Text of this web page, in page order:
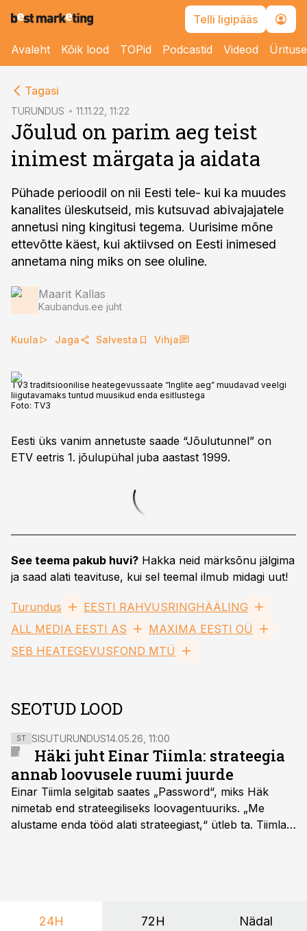
Telli ligipääs
Avaleht Kõik lood TOPid Podcastid Videod
Tagasi
TURUNDUS 11.11.22, 11:22
Jõulud on parim aeg teist
inimest märgata ja aidata
Pühade perioodil on nii Eesti tele- kui ka muudes
kanalites üleskutseid, mis kutsuvad abivajajatele
annetusi ning kingitusi tegema. Uurisime mõne
ettevõtte käest, kui aktiivsed on Eesti inimesed
annetama ning miks on see oluline.
Maarit Kallas
Kaubandus.ee juht
Kuula Jaga Salvesta Vihja
TV3 traditsioonilise heategevussaate “Inglite aeg” muudavad veelgi
liigutavamaks tuntud muusikud enda esitlustega
Foto: TV3
Eesti üks vanim annetuste saade “Jõulutunnel” on
ETV eetris 1. jõulupühal juba aastast 1999.
See teema pakub huvi? Hakka neid märksõnu jälgima
ja saad alati teavituse, kui sel teemal ilmub midagi uut!
Turundus
EESTI RAHVUSRINGHÄÄLING
ALL MEDIA EESTI AS
MAXIMA EESTI OÜ
SEB HEATEGEVUSFOND MTÜ
SEOTUD LOOD
ST SISUTURUNDUS14.05.26, 11:00
Häki juht Einar Tiimla: strateegia
annab loovusele ruumi juurde
Einar Tiimla selgitab saates „Password“, miks Häk
nimetab end strateegiliseks loovagentuuriks. „Me
alustame enda tööd alati strateegiast,“ ütleb ta. Tiimla
24H 72H Nädal